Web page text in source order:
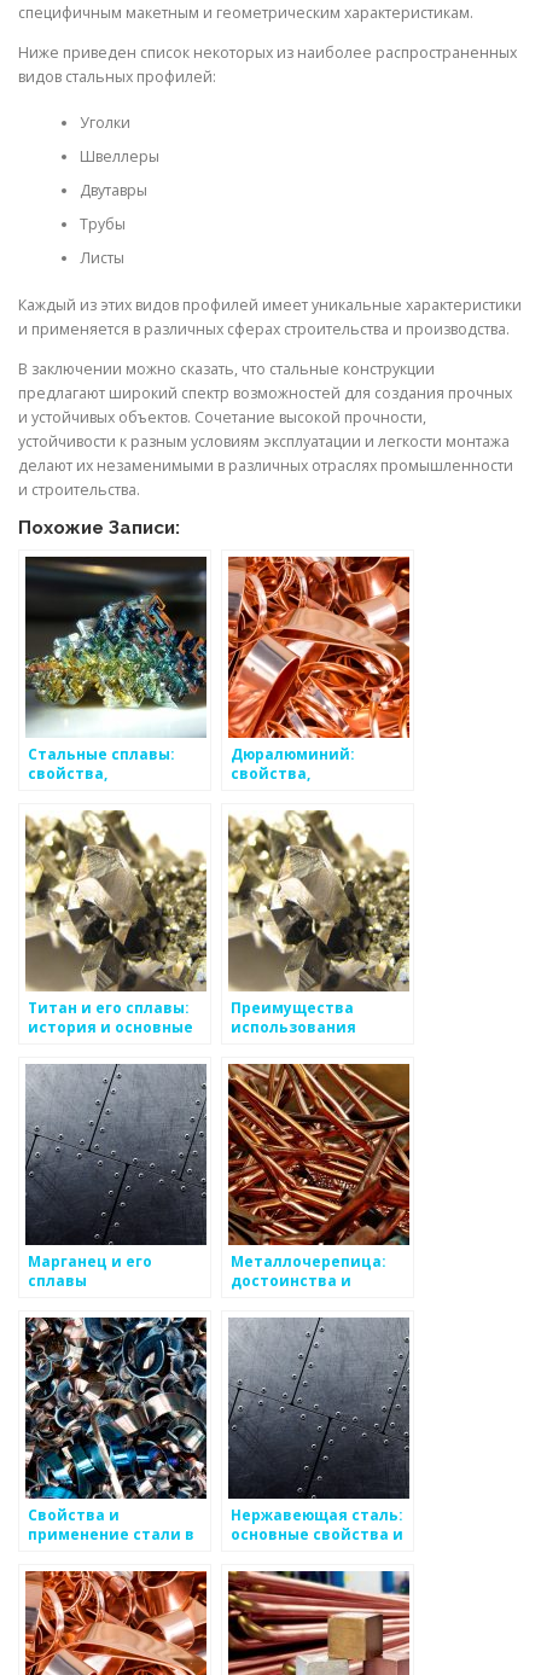
специфичным макетным и геометрическим характеристикам.
Ниже приведен список некоторых из наиболее распространенных
видов стальных профилей:
Уголки
Швеллеры
Двутавры
Трубы
Листы
Каждый из этих видов профилей имеет уникальные характеристики
и применяется в различных сферах строительства и производства.
В заключении можно сказать, что стальные конструкции
предлагают широкий спектр возможностей для создания прочных
и устойчивых объектов. Сочетание высокой прочности,
устойчивости к разным условиям эксплуатации и легкости монтажа
делают их незаменимыми в различных отраслях промышленности
и строительства.
Похожие Записи:
Стальные сплавы:
свойства,
применение
Дюралюминий:
свойства,
основные
достоинства
Титан и его сплавы:
история и основные
Преимущества
использования
строительстве: обзор
основных
преимуществ
Марганец и его
сплавы
Металлочерепица:
достоинства и
Свойства и
применение стали в
Нержавеющая сталь:
основные свойства и